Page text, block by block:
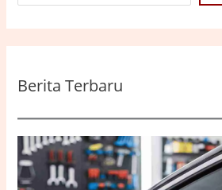
Berita Terbaru